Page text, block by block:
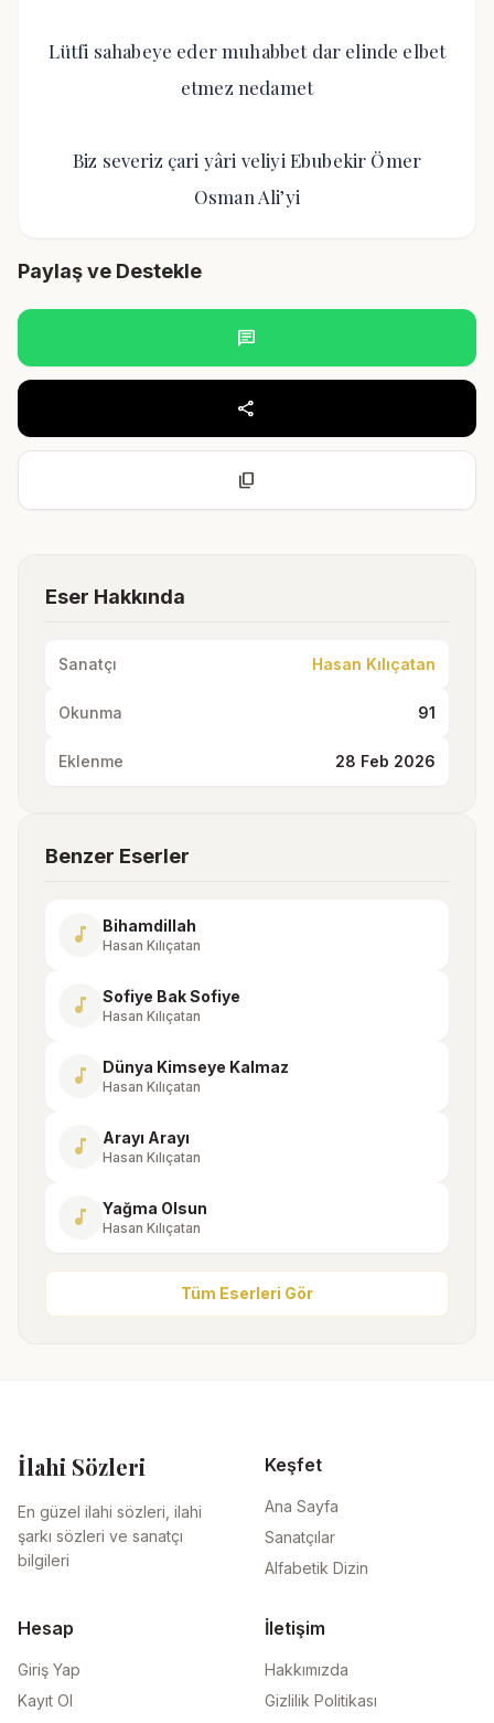
Lütfi sahabeye eder muhabbet dar elinde elbet
etmez nedamet
Biz severiz çari yâri veliyi Ebubekir Ömer
Osman Ali’yi
Paylaş ve Destekle
chat
share
content_copy
Eser Hakkında
Sanatçı Hasan Kılıçatan
Okunma 91
Eklenme 28 Feb 2026
Benzer Eserler
music_note Bihamdillah
Hasan Kılıçatan
music_note Sofiye Bak Sofiye
Hasan Kılıçatan
music_note Dünya Kimseye Kalmaz
Hasan Kılıçatan
music_note Arayı Arayı
Hasan Kılıçatan
music_note Yağma Olsun
Hasan Kılıçatan
Tüm Eserleri Gör
İlahi Sözleri
En güzel ilahi sözleri, ilahi
şarkı sözleri ve sanatçı
bilgileri
Keşfet
Ana Sayfa
Sanatçılar
Alfabetik Dizin
Hesap
Giriş Yap
Kayıt Ol
İletişim
Hakkımızda
Gizlilik Politikası